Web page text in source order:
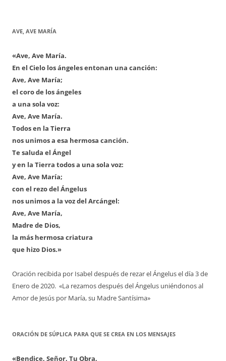
AVE, AVE MARÍA
«Ave, Ave María.
En el Cielo los ángeles entonan una canción:
Ave, Ave María;
el coro de los ángeles
a una sola voz:
Ave, Ave María.
Todos en la Tierra
nos unimos a esa hermosa canción.
Te saluda el Ángel
y en la Tierra todos a una sola voz:
Ave, Ave María;
con el rezo del Ángelus
nos unimos a la voz del Arcángel:
Ave, Ave María,
Madre de Dios,
la más hermosa criatura
que hizo Dios.»
Oración recibida por Isabel después de rezar el Ángelus el día 3 de
Enero de 2020. «La rezamos después del Ángelus uniéndonos al
Amor de Jesús por María, su Madre Santísima»
ORACIÓN DE SÚPLICA PARA QUE SE CREA EN LOS MENSAJES
«Bendice, Señor, Tu Obra,